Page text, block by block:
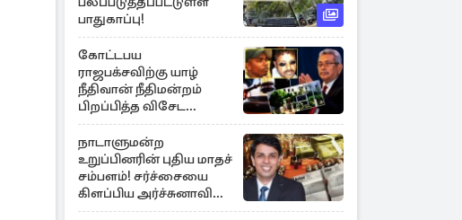
பாதுகாப்பு!
கோட்டபய
ராஜபக்சவிற்கு யாழ்
நீதிவான் நீதிமன்றம்
பிறப்பித்த விசேட
உத்தரவு!
நாடாளுமன்ற
உறுப்பினரின் புதிய மாதச்
சம்பளம்! சர்ச்சையை
கிளப்பிய அர்ச்சுனாவின்
அறிக்கை